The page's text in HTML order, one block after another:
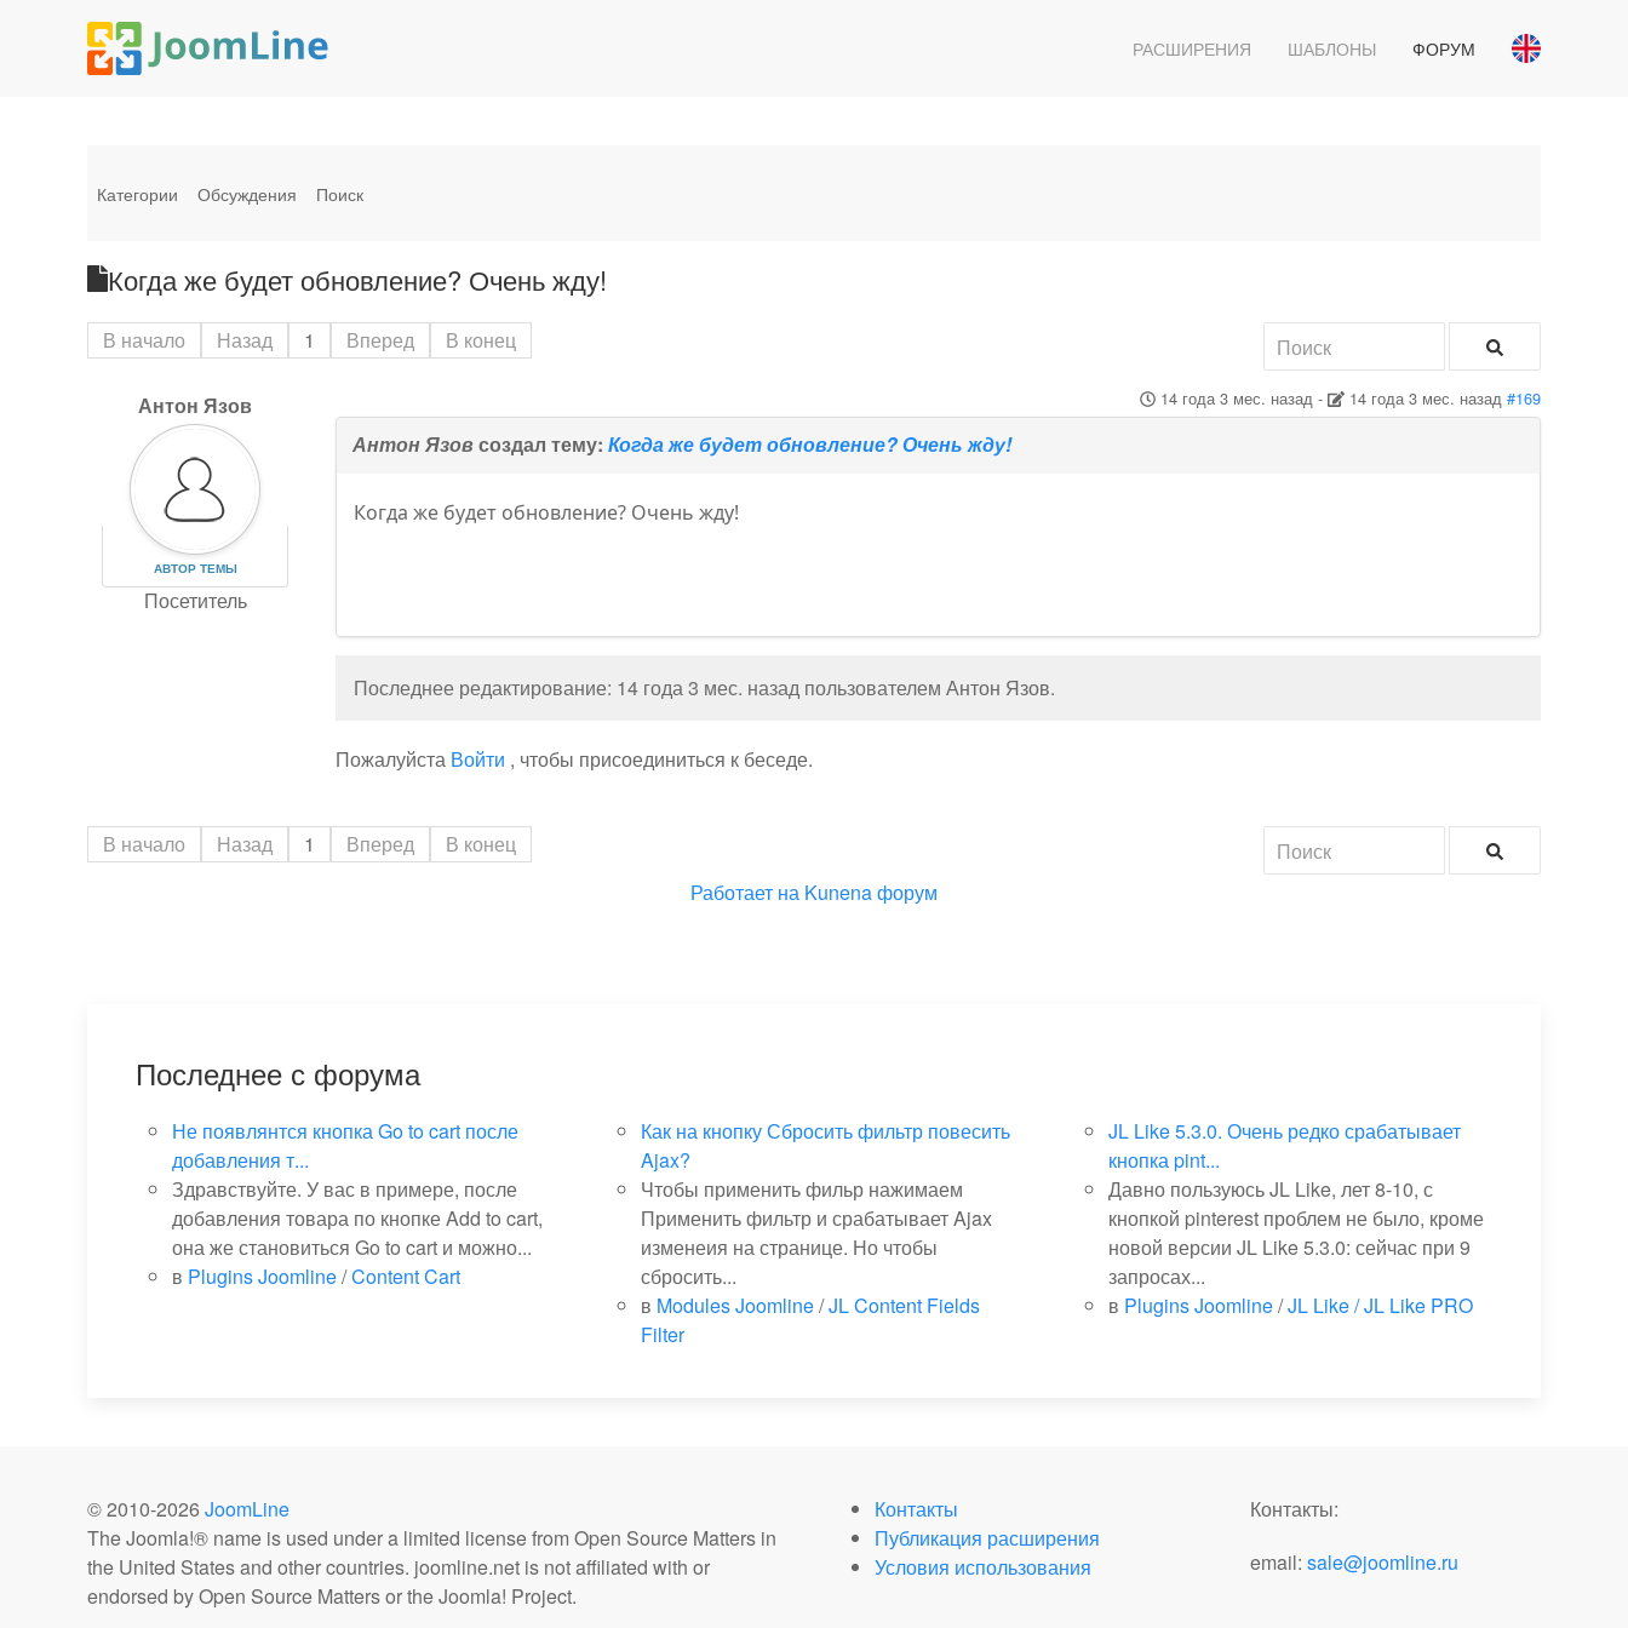
РАСШИРЕНИЯ ШАБЛОНЫ ФОРУМ
Категории Обсуждения Поиск
Когда же будет обновление? Очень жду!
В начало Назад 1 Вперед В конец
Антон Язов
АВТОР ТЕМЫ
Посетитель
14 года 3 мес. назад- 14 года 3 мес. назад #169
Антон Язовсоздал тему:Когда же будет обновление? Очень жду!
Когда же будет обновление? Очень жду!
Последнее редактирование: 14 года 3 мес. назад пользователемАнтон Язов.
Пожалуйста Войти , чтобы присоединиться к беседе.
В начало Назад 1 Вперед
В конец
Работает на Kunena форум
Последнее с форума
Не появлянтся кнопка Go to cart после
добавления т...
Здравствуйте. У вас в примере, после
добавления товара по кнопке Add to cart,
она же становиться Go to cart и можно...
в Plugins Joomline/Content Cart
Как на кнопку Сбросить фильтр повесить
Ajax?
Чтобы применить фильр нажимаем
Применить фильтр и срабатывает Ajax
изменеия на странице. Но чтобы
сбросить...
в Modules Joomline/JL Content Fields
Filter
JL Like 5.3.0. Очень редко срабатывает
кнопка pint...
Давно пользуюсь JL Like, лет 8-10, с
кнопкой pinterest проблем не было, кроме
новой версии JL Like 5.3.0: сейчас при 9
запросах...
в Plugins Joomline/JL Like / JL Like PRO
© 2010-2026 JoomLine
The Joomla!® name is used under a limited license from Open Source Matters in
the United States and other countries. joomline.net is not affiliated with or
endorsed by Open Source Matters or the Joomla! Project.
Контакты
Публикация расширения
Условия использования
Контакты:
email: sale@joomline.ru